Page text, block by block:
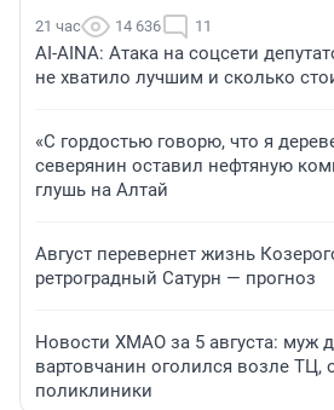
21 час 14 636 11
AI-AINA: Атака на соцсети
не хватило лучшим и сколько
«С гордостью говорю, что я
северянин оставил нефтяную
глушь на Алтай
Август перевернет жизнь
ретроградный Сатурн — прогноз
Новости ХМАО за 5 августа: муж
вартовчанин оголился возле ТЦ,
поликлиники